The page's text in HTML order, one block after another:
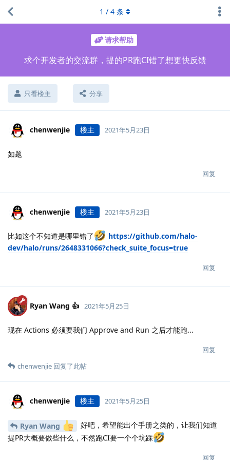
请求帮助
求个开发者的交流群，提的PR跑CI错了想更快反馈
只看楼主 分享
1 / 4 条
chenwenjie 楼主 2021年5月23日
如题
回复
chenwenjie 楼主 2021年5月23日
比如这个不知道是哪里错了
https://github.com/halo-
dev/halo/runs/2648331066?check_suite_focus=true
回复
Ryan Wang 👍 2021年5月25日
现在 Actions 必须要我们 Approve and Run 之后才能跑...
回复
chenwenjie 回复了此帖
chenwenjie 楼主 2021年5月25日
Ryan Wang
好吧，希望能出个手册之类的，让我们知道
提PR大概要做些什么，不然跑CI要一个个坑踩
回复